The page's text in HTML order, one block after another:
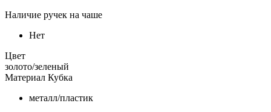
Наличие ручек на чаше
Нет
Цвет
золото/зеленый
Материал Кубка
металл/пластик